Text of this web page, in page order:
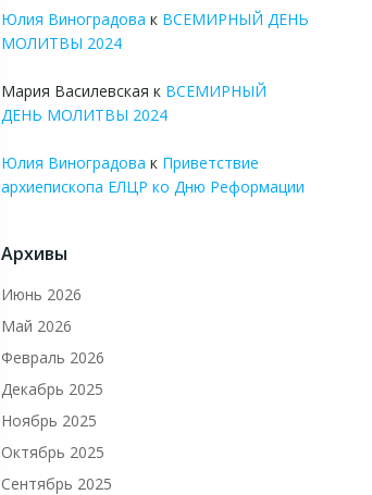
Юлия Виноградова к ВСЕМИРНЫЙ ДЕНЬ
МОЛИТВЫ 2024
Мария Василевская к ВСЕМИРНЫЙ
ДЕНЬ МОЛИТВЫ 2024
Юлия Виноградова к Приветствие
архиепископа ЕЛЦР ко Дню Реформации
Архивы
Июнь 2026
Май 2026
Февраль 2026
Декабрь 2025
Ноябрь 2025
Октябрь 2025
Сентябрь 2025